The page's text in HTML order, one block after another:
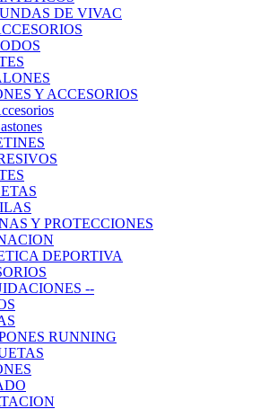
DE VIVAC
Y ACCESORIOS
Y PROTECCIONES
DEPORTIVA
--
RUNNING